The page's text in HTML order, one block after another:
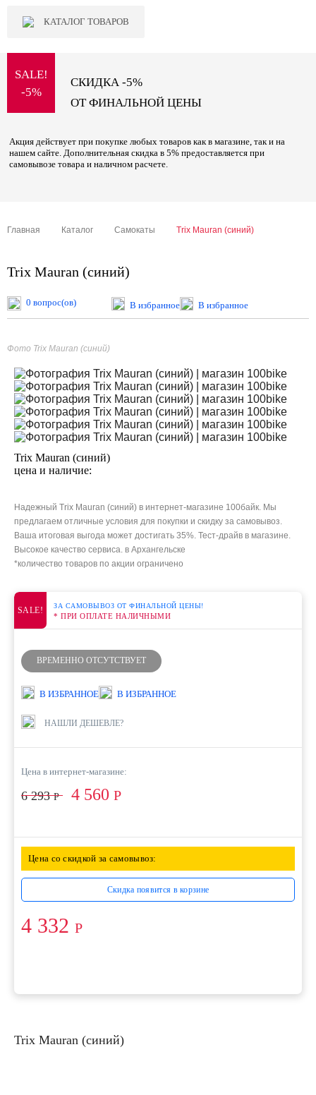
КАТАЛОГ ТОВАРОВ
SALE!
-5%
СКИДКА -5%
ОТ ФИНАЛЬНОЙ ЦЕНЫ
Акция действует при покупке любых товаров как в магазине, так и на
нашем сайте. Дополнительная скидка в 5% предоставляется при
самовывозе товара и наличном расчете.
Главная Каталог Самокаты Trix Mauran (синий)
Trix Mauran (синий)
0 вопрос(ов) В избранное В избранное
Фото Trix Mauran (синий)
Trix Mauran (синий)
цена и наличие:
Надежный Trix Mauran (синий) в интернет-магазине 100байк. Мы
предлагаем отличные условия для покупки и скидку за самовывоз.
Ваша итоговая выгода может достигать 35%. Тест-драйв в магазине.
Высокое качество сервиса. в Архангельске
*количество товаров по акции ограничено
SALE! ЗА САМОВЫВОЗ ОТ ФИНАЛЬНОЙ ЦЕНЫ!
* ПРИ ОПЛАТЕ НАЛИЧНЫМИ
ВРЕМЕННО ОТСУТСТВУЕТ
В ИЗБРАННОЕ В ИЗБРАННОЕ
НАШЛИ ДЕШЕВЛЕ?
Цена в интернет-магазине:
6 293Р 4 560 Р
Цена со скидкой за самовывоз:
Скидка появится в корзине
4 332 Р
Trix Mauran (синий)